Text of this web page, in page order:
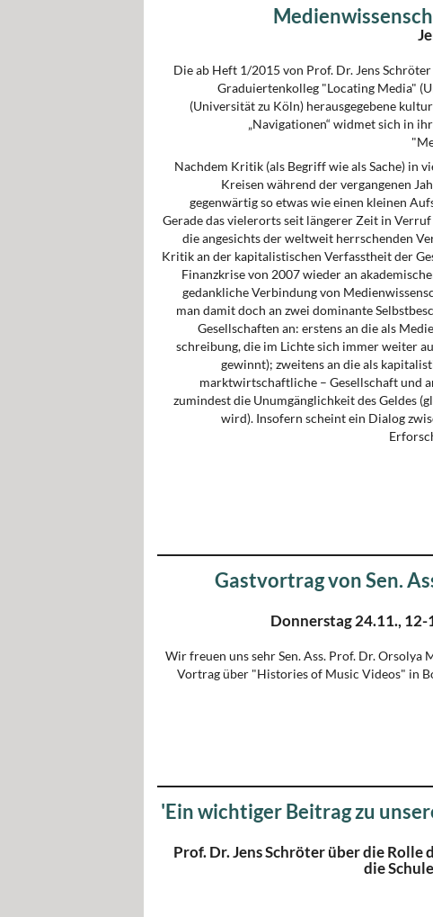
Die ab Heft 1/2015 von Prof. Dr. Jens
Graduiertenkolleg "Locating Media"
(Universität zu Köln) herausgegebene
„Navigationen“ widmet sich in
Nachdem Kritik (als Begriff wie als Sache) in
Kreisen während der vergangenen
gegenwärtig so etwas wie einen kleinen
Gerade das vielerorts seit längerer Zeit in
die angesichts der weltweit herrschenden
Kritik an der kapitalistischen Verfasst­heit der
Finanzkrise von 2007 wie­der an
gedankliche Ver­bindung von
man damit doch an zwei dominante
Ge­sellschaften an: erstens an die als
schreibung, die im Lichte sich immer weiter
gewinnt); zweitens an die als
marktwirtschaftliche – Gesellschaft und
zumindest die Unumgänglichkeit des Geldes
wird). Insofern scheint ein Dialog
Gastvortrag von Sen.
Donnerstag 24.11., 12-
Wir freuen uns sehr Sen. Ass. Prof. Dr. Orsolya
Vortrag über "Histories of Music Videos" in
'Ein wichtiger Beitrag zu
Prof. Dr. Jens Schröter über die
die